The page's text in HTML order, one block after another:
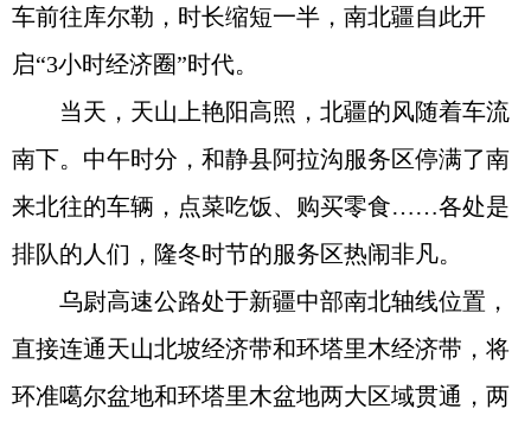
车前往库尔勒，时长缩短一半，南北疆自此开
启“3小时经济圈”时代。
当天，天山上艳阳高照，北疆的风随着车流
南下。中午时分，和静县阿拉沟服务区停满了南
来北往的车辆，点菜吃饭、购买零食……各处是
排队的人们，隆冬时节的服务区热闹非凡。
乌尉高速公路处于新疆中部南北轴线位置，
直接连通天山北坡经济带和环塔里木经济带，将
环准噶尔盆地和环塔里木盆地两大区域贯通，两